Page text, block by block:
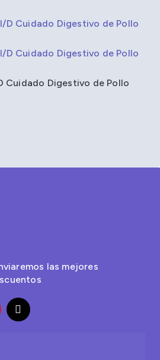
Cuidado Digestivo de Pollo
las mejores